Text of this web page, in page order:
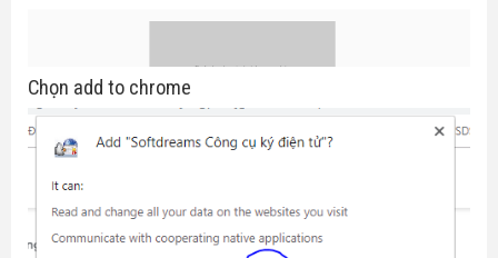
Chọn add to chrome